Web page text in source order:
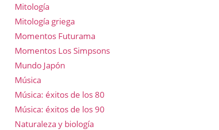
Mitología
Mitología griega
Momentos Futurama
Momentos Los Simpsons
Mundo Japón
Música
Música: éxitos de los 80
Música: éxitos de los 90
Naturaleza y biología